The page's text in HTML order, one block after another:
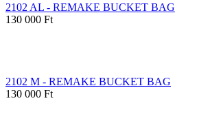
2102 AL - REMAKE BUCKET BAG
130 000 Ft
2102 M - REMAKE BUCKET BAG
130 000 Ft